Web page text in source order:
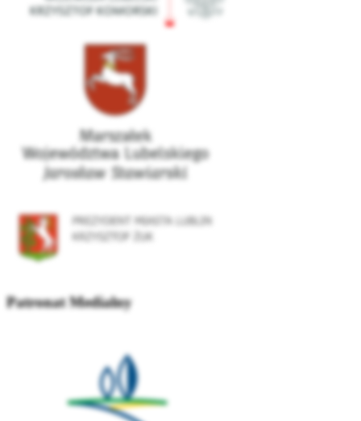
Patronat Medialny